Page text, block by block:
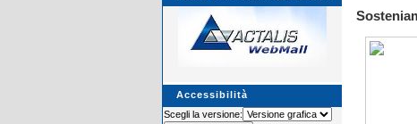
Accessibilità
Scegli la versione: